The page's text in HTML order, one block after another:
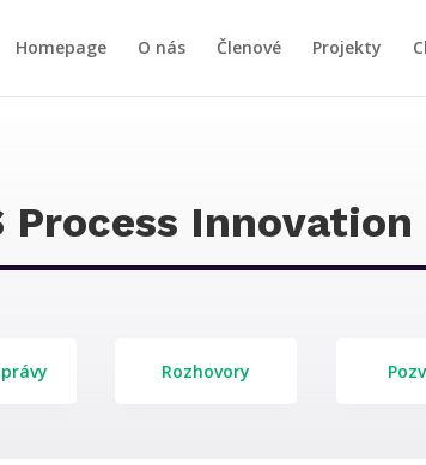
Homepage O nás Členové Projekty
Process Innovation
Rozhovory